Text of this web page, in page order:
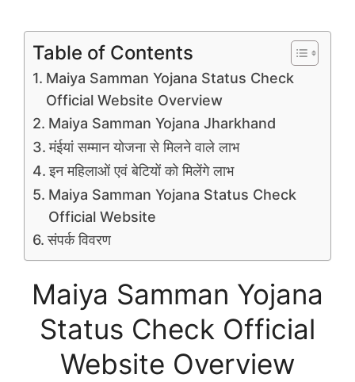
Table of Contents
Maiya Samman Yojana Status Check
Official Website Overview
Maiya Samman Yojana Jharkhand
मंईयां सम्मान योजना से मिलने वाले लाभ
इन महिलाओं एवं बेटियों को मिलेंगे लाभ
Maiya Samman Yojana Status Check
Official Website
संपर्क विवरण
Maiya Samman Yojana
Status Check Official
Website Overview